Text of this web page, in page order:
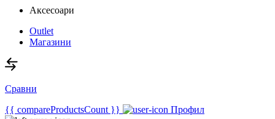
Аксесоари
Outlet
Магазини
Сравни
{{ compareProductsCount }}
Профил